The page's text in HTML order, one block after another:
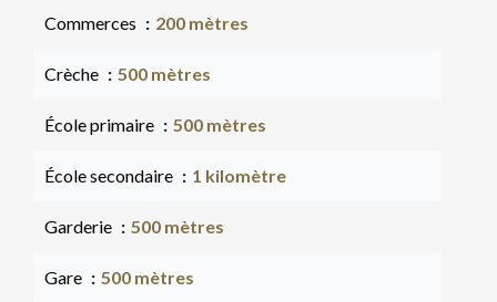
Commerces 200 mètres
Crèche 500 mètres
École primaire 500 mètres
École secondaire 1 kilomètre
Garderie 500 mètres
Gare 500 mètres